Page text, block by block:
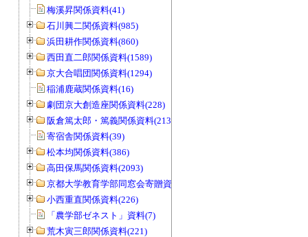
梅溪昇関係資料(41)
石川興二関係資料(985)
浜田耕作関係資料(860)
西田直二郎関係資料(1589)
京大合唱団関係資料(1294)
稲浦鹿蔵関係資料(16)
劇団京大創造座関係資料(228)
阪倉篤太郎・篤義関係資料(213)
寄宿舎関係資料(39)
松本均関係資料(386)
高田保馬関係資料(2093)
京都大学教育学部同窓会寄贈資料(963)
小西重直関係資料(226)
「農学部ゼネスト」資料(7)
荒木寅三郎関係資料(221)